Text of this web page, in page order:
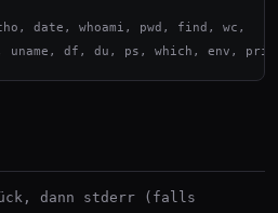
date, whoami, pwd, find, wc,
df, du, ps, which, env,
dann stderr (falls